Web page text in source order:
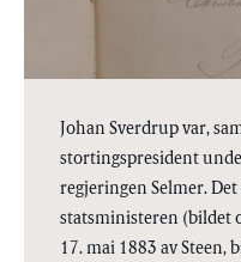
Johan Sverdrup var,
stortingspresident
regjeringen Selmer.
statsministeren (bildet
17. mai 1883 av Steen,